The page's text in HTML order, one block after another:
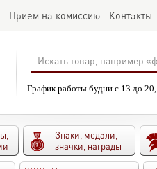
Прием на комиссию Контакты
График работы будни с 13 до
Знаки, медали,
значки, награды